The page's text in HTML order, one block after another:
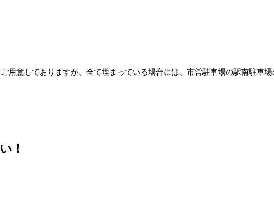
用意しておりますが、全て埋まっている場合には、市営駐車場の駅南駐車
！